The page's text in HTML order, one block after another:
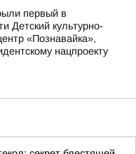
первый в
Детский культурно-
«Познавайка»,
нацпроекту